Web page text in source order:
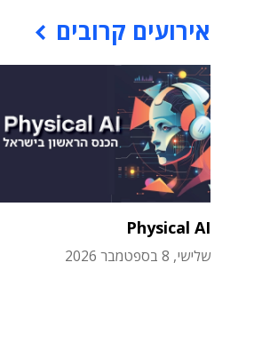
אירועים קרובים
Physical AI
שלישי, 8 בספטמבר 2026